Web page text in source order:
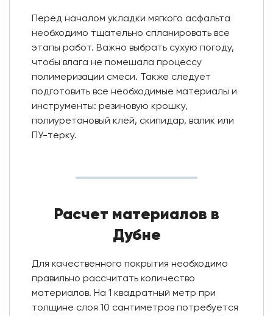
Перед началом укладки мягкого асфальта
необходимо тщательно спланировать все
этапы работ. Важно выбрать сухую погоду,
чтобы влага не помешала процессу
полимеризации смеси. Также следует
подготовить все необходимые материалы и
инструменты: резиновую крошку,
полиуретановый клей, скипидар, валик или
ПУ-терку.
Расчет материалов в
Дубне
Для качественного покрытия необходимо
правильно рассчитать количество
материалов. На 1 квадратный метр при
толщине слоя 10 сантиметров потребуется